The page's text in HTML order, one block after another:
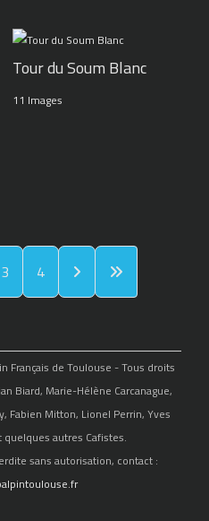
Tour du Soum Blanc
11 Images
3 4
Français de Toulouse - Tous droits
Biard, Marie-Hélène Carcanague,
Fabien Mitton, Lionel Perrin, Yves
autres Cafistes.
sans autorisation, contact :